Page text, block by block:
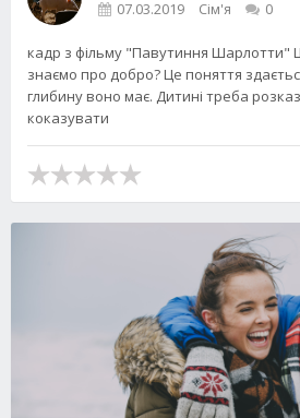
07.03.2019 Сім'я 0
кадр з фільму "Павутиння Шарлотти"
знаємо про добро? Це поняття
глибину воно має. Дитині треба
коказувати